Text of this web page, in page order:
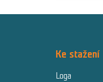
Ke stažení
Loga